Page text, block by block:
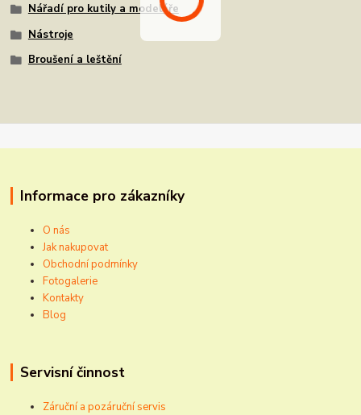
Nářadí pro kutily a modeláře
Nástroje
Broušení a leštění
Informace pro zákazníky
O nás
Jak nakupovat
Obchodní podmínky
Fotogalerie
Kontakty
Blog
Servisní činnost
Záruční a pozáruční servis